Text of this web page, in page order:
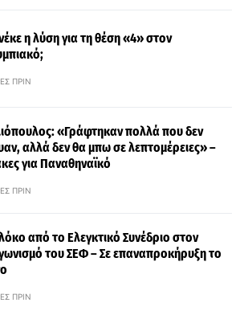
η λύση για τη θέση «4» στον
ΠΡΙΝ
«Γράφτηκαν πολλά που δεν
αλλά δεν θα μπω σε λεπτομέρειες» –
για Παναθηναϊκό
ΠΡΙΝ
από το Ελεγκτικό Συνέδριο στον
του ΣΕΦ – Σε επαναπροκήρυξη το
ΠΡΙΝ